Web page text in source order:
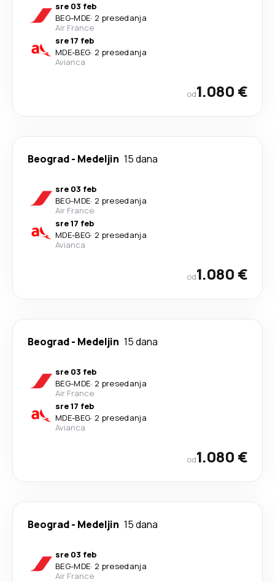
sre 03 feb
BEG-MDE· 2 presedanja
Air France
sre 17 feb
MDE-BEG· 2 presedanja
Avianca
od1.080 €
Beograd- Medeljin 15 dana
sre 03 feb
BEG-MDE· 2 presedanja
Air France
sre 17 feb
MDE-BEG· 2 presedanja
Avianca
od1.080 €
Beograd- Medeljin 15 dana
sre 03 feb
BEG-MDE· 2 presedanja
Air France
sre 17 feb
MDE-BEG· 2 presedanja
Avianca
od1.080 €
Beograd- Medeljin 15 dana
sre 03 feb
BEG-MDE· 2 presedanja
Air France